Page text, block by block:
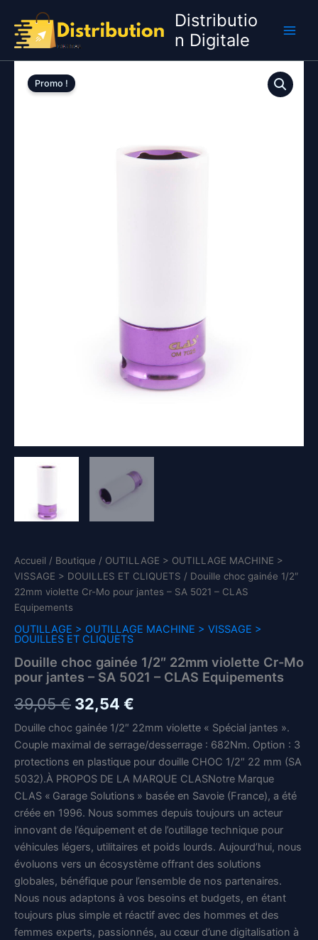
contenu
Distributio
n Digitale
Promo !
Accueil / Boutique / OUTILLAGE > OUTILLAGE MACHINE >
VISSAGE > DOUILLES ET CLIQUETS / Douille choc gainée 1/2″
22mm violette Cr-Mo pour jantes – SA 5021 – CLAS
Equipements
OUTILLAGE > OUTILLAGE MACHINE > VISSAGE >
DOUILLES ET CLIQUETS
Douille choc gainée 1/2″ 22mm violette Cr-Mo
pour jantes – SA 5021 – CLAS Equipements
39,05€ Le
prix
initial
était :
39,05 €.
32,54 €
prix
actuel
est :
32,54 €.
Douille choc gainée 1/2″ 22mm violette « Spécial jantes ».
Couple maximal de serrage/desserrage : 682Nm. Option : 3
protections en plastique pour douille CHOC 1/2″ 22 mm (SA
5032).À PROPOS DE LA MARQUE CLASNotre Marque
CLAS « Garage Solutions » basée en Savoie (France), a été
créée en 1996. Nous sommes depuis toujours un acteur
innovant de l’équipement et de l’outillage technique pour
véhicules légers, utilitaires et poids lourds. Aujourd’hui, nous
évoluons vers un écosystème offrant des solutions
globales, bénéfique pour l’ensemble de nos partenaires.
Nous nous adaptons à vos besoins et budgets, en étant
toujours plus simple et réactif avec des hommes et des
femmes experts, passionnés, au cœur d’une digitalisation à